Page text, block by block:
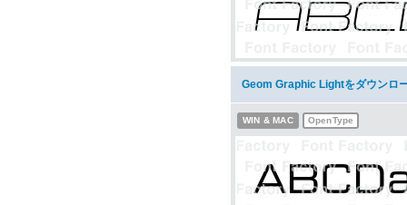
Geom Graphic Lightをダウンロ
WIN & MAC OpenType